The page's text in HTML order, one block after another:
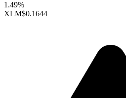
1.49%
XLM$0.1644